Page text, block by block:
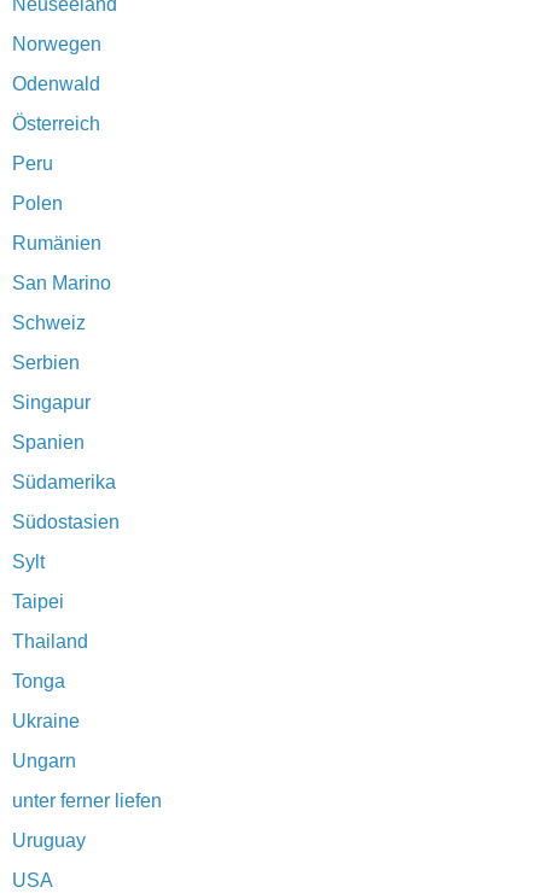
Neuseeland
Norwegen
Odenwald
Österreich
Peru
Polen
Rumänien
San Marino
Schweiz
Serbien
Singapur
Spanien
Südamerika
Südostasien
Sylt
Taipei
Thailand
Tonga
Ukraine
Ungarn
unter ferner liefen
Uruguay
USA